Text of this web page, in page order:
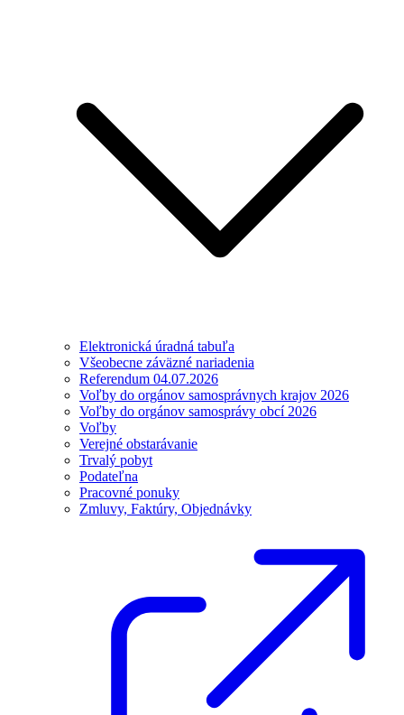
Elektronická úradná tabuľa
Všeobecne záväzné nariadenia
Referendum 04.07.2026
Voľby do orgánov samosprávnych krajov 2026
Voľby do orgánov samosprávy obcí 2026
Voľby
Verejné obstarávanie
Trvalý pobyt
Podateľna
Pracovné ponuky
Zmluvy, Faktúry, Objednávky